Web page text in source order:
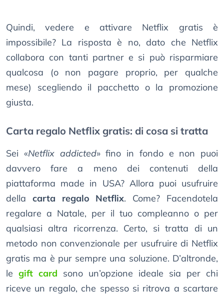
Quindi, vedere e attivare Netflix gratis è
impossibile? La risposta è no, dato che Netflix
collabora con tanti partner e si può risparmiare
qualcosa (o non pagare proprio, per qualche
mese) scegliendo il pacchetto o la promozione
giusta.
Carta regalo Netflix gratis: di cosa si tratta
Sei «Netflix addicted» fino in fondo e non puoi
davvero fare a meno dei contenuti della
piattaforma made in USA? Allora puoi usufruire
della carta regalo Netflix. Come? Facendotela
regalare a Natale, per il tuo compleanno o per
qualsiasi altra ricorrenza. Certo, si tratta di un
metodo non convenzionale per usufruire di Netflix
gratis ma è pur sempre una soluzione. D’altronde,
le gift card sono un’opzione ideale sia per chi
riceve un regalo, che spesso si ritrova a scartare